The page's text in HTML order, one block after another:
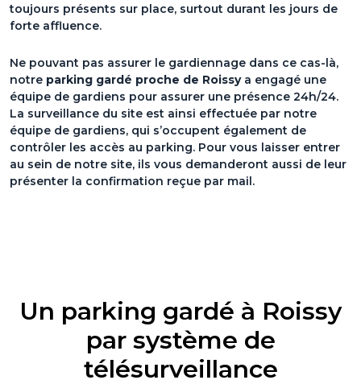
toujours présents sur place, surtout durant les jours de
forte affluence.
Ne pouvant pas assurer le gardiennage dans ce cas-là,
notre parking gardé proche de Roissya engagé une
équipe de gardiens pour assurer une présence 24h/24.
La surveillance du site est ainsi effectuée par notre
équipe de gardiens, qui s’occupent également de
contrôler les accès au parking. Pour vous laisser entrer
au sein de notre site, ils vous demanderont aussi de leur
présenter la confirmation reçue par mail.
Un parking gardé à Roissy
par système de
télésurveillance